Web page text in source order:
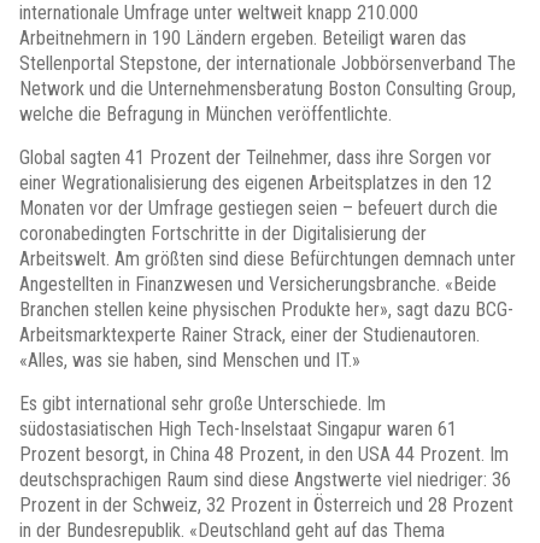
internationale Umfrage unter weltweit knapp 210.000
Arbeitnehmern in 190 Ländern ergeben. Beteiligt waren das
Stellenportal Stepstone, der internationale Jobbörsenverband The
Network und die Unternehmensberatung Boston Consulting Group,
welche die Befragung in München veröffentlichte.
Global sagten 41 Prozent der Teilnehmer, dass ihre Sorgen vor
einer Wegrationalisierung des eigenen Arbeitsplatzes in den 12
Monaten vor der Umfrage gestiegen seien – befeuert durch die
coronabedingten Fortschritte in der Digitalisierung der
Arbeitswelt. Am größten sind diese Befürchtungen demnach unter
Angestellten in Finanzwesen und Versicherungsbranche. «Beide
Branchen stellen keine physischen Produkte her», sagt dazu BCG-
Arbeitsmarktexperte Rainer Strack, einer der Studienautoren.
«Alles, was sie haben, sind Menschen und IT.»
Es gibt international sehr große Unterschiede. Im
südostasiatischen High Tech-Inselstaat Singapur waren 61
Prozent besorgt, in China 48 Prozent, in den USA 44 Prozent. Im
deutschsprachigen Raum sind diese Angstwerte viel niedriger: 36
Prozent in der Schweiz, 32 Prozent in Österreich und 28 Prozent
in der Bundesrepublik. «Deutschland geht auf das Thema